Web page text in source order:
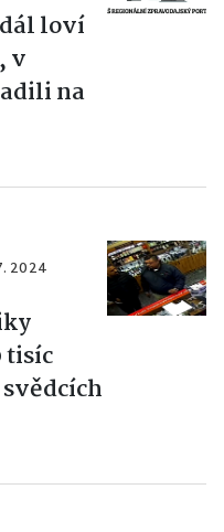
loví
v
na
2024
tisíc